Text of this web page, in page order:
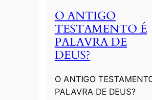
O ANTIGO
TESTAMENTO É
PALAVRA DE
DEUS?
O ANTIGO
PALAVRA DE DEUS?